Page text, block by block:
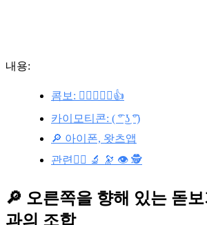
내용:
콤보: 🕵️‍♂️💀🔎🔑👍
카이모티콘: ( ͡° ͜ʖ ͡°)
🔎 아이폰, 왓츠앱
관련🕵️‍♂️ 🔬 🔭 👁️ 🕵️
🔎 오른쪽을 향해 있는 돋
과의 조합